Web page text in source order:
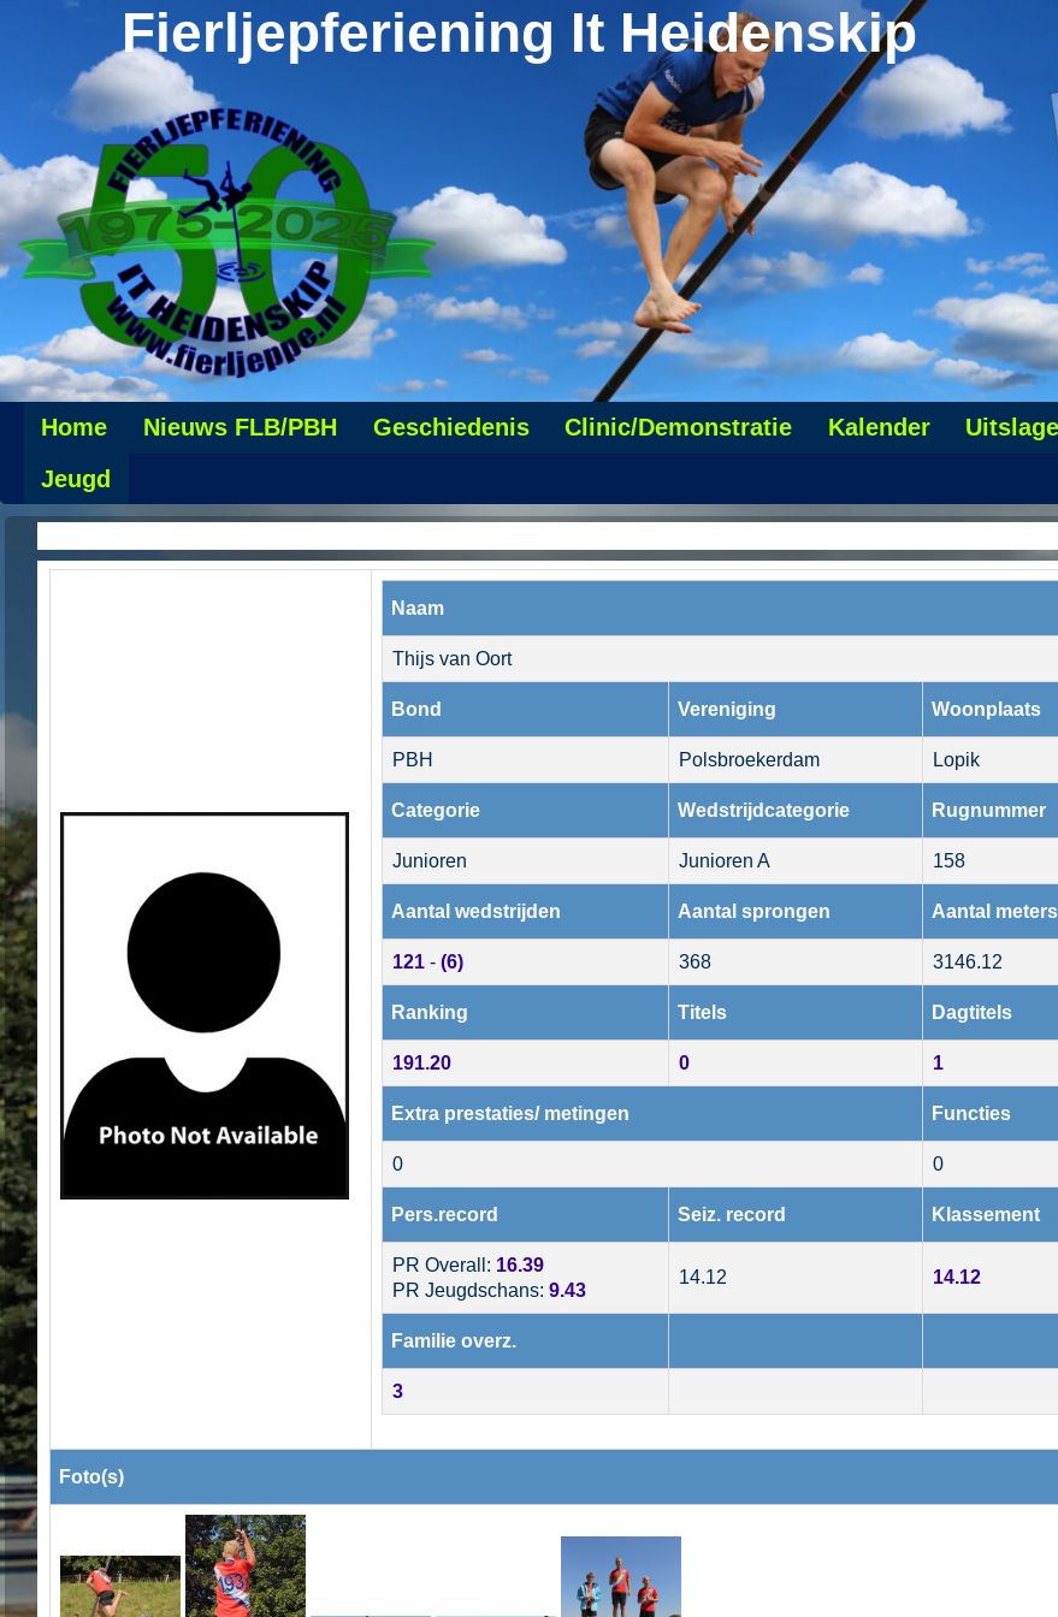
Fierljepferiening It Heidenskip
Home Nieuws FLB/PBH Geschiedenis Clinic/Demonstratie Kalender
Jeugd
Naam
Thijs van Oort
Bond Vereniging Woonplaats
PBH Polsbroekerdam Lopik
Categorie Wedstrijdcategorie Rugnummer
Junioren Junioren A 158
Aantal wedstrijden Aantal sprongen Aantal meters
121- (6) 368 3146.12
Ranking Titels Dagtitels
191.20 0 1
Extra prestaties/ metingen Functies
0 0
Pers.record Seiz. record Klassement
PR Overall: 16.39
PR Jeugdschans: 9.43
14.12 14.12
Familie overz.
3
Foto(s)